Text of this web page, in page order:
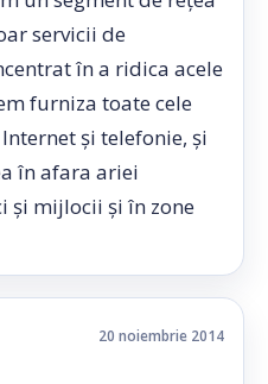
servicii de
în a ridica acele
furniza toate cele
şi telefonie, şi
în afara ariei
şi mijlocii şi în zone
20 noiembrie 2014